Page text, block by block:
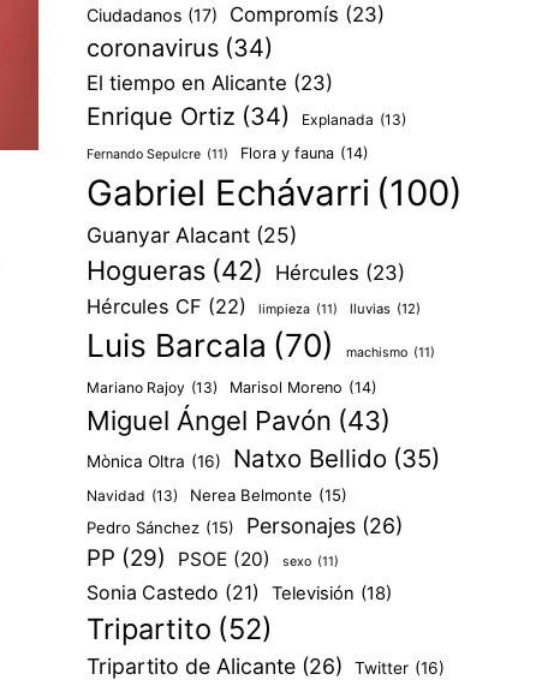
Ciudadanos (17) Compromís (23)
coronavirus (34)
El tiempo en Alicante (23)
Enrique Ortiz (34) Explanada (13)
Fernando Sepulcre (11) Flora y fauna (14)
Gabriel Echávarri (100)
Guanyar Alacant (25)
Hogueras (42) Hércules (23)
Hércules CF (22) limpieza (11) lluvias (12)
Luis Barcala (70) machismo (11)
Mariano Rajoy (13) Marisol Moreno (14)
Miguel Ángel Pavón (43)
Mònica Oltra (16) Natxo Bellido (35)
Navidad (13) Nerea Belmonte (15)
Pedro Sánchez (15) Personajes (26)
PP (29) PSOE (20) sexo (11)
Sonia Castedo (21) Televisión (18)
Tripartito (52)
Tripartito de Alicante (26) Twitter (16)